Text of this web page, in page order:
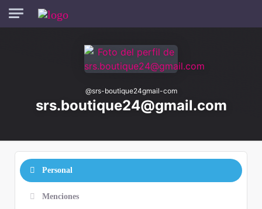
Skip to main content
@srs-boutique24gmail-com
srs.boutique24@gmail.com
Personal
Menciones